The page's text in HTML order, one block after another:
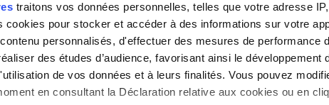
traitons vos données personnelles, telles que votre adresse
cookies pour stocker et accéder à des informations sur votre
personnalisés, d'effectuer des mesures de performance
des études d’audience, favorisant ainsi le développement
de vos données et à leurs finalités. Vous pouvez
en consultant la Déclaration relative aux cookies ou en
La réglementation
En France, les thèses en cotutelle sont régies par l'arrêté du 25